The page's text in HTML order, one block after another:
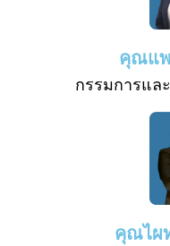
คุณแพ
กรรมการแล
คุณไผ